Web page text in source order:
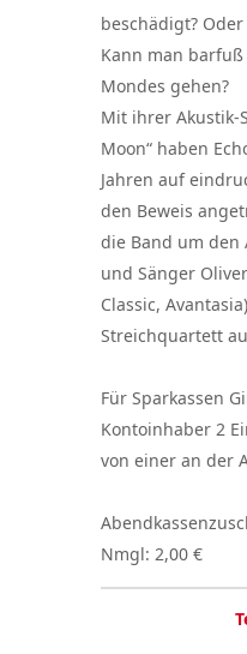
beschädigt?
Kann man
Mondes gehen?
Mit ihrer Akustik-
Moon“ haben
Jahren auf
den Beweis
die Band um den
und Sänger
Classic,
Streichquartett
Für Sparkassen
Kontoinhaber 2
von einer an der
Nmgl: 2,00 €